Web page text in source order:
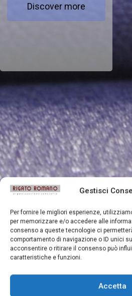
Gestisci
Per fornire le migliori esperienze,
per memorizzare e/o accedere alle
consenso a queste tecnologie ci
comportamento di navigazione o ID unici
acconsentire o ritirare il consenso può
caratteristiche e funzioni.
Accetta
Discover more